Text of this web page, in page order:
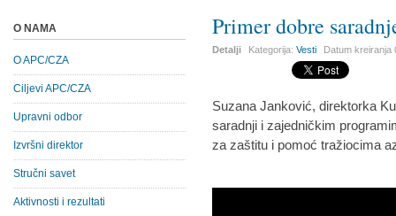
Primer dobre
Detalji Kategorija:Vesti Datum kreiranja
Suzana Janković, direktorka
saradnji i zajedničkim
za zaštitu i pomoć tražiocima
O NAMA
O APC/CZA
Ciljevi APC/CZA
Upravni odbor
Izvršni direktor
Stručni savet
Aktivnosti i rezultati